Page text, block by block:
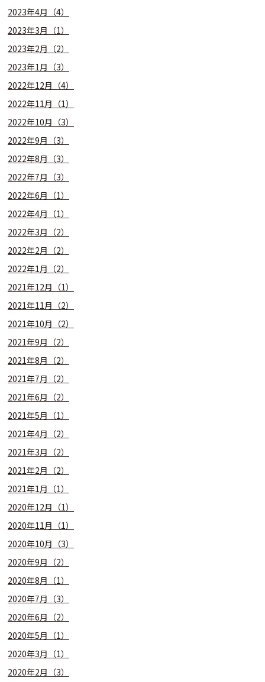
2023年4月（4）
2023年3月（1）
2023年2月（2）
2023年1月（3）
2022年12月（4）
2022年11月（1）
2022年10月（3）
2022年9月（3）
2022年8月（3）
2022年7月（3）
2022年6月（1）
2022年4月（1）
2022年3月（2）
2022年2月（2）
2022年1月（2）
2021年12月（1）
2021年11月（2）
2021年10月（2）
2021年9月（2）
2021年8月（2）
2021年7月（2）
2021年6月（2）
2021年5月（1）
2021年4月（2）
2021年3月（2）
2021年2月（2）
2021年1月（1）
2020年12月（1）
2020年11月（1）
2020年10月（3）
2020年9月（2）
2020年8月（1）
2020年7月（3）
2020年6月（2）
2020年5月（1）
2020年3月（1）
2020年2月（3）